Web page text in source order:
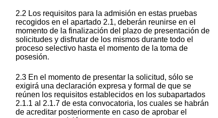
2.2 Los requisitos para la admisión en estas pruebas
recogidos en el apartado 2.1, deberán reunirse en el
momento de la finalización del plazo de presentación de
solicitudes y disfrutar de los mismos durante todo el
proceso selectivo hasta el momento de la toma de
posesión.
2.3 En el momento de presentar la solicitud, sólo se
exigirá una declaración expresa y formal de que se
reúnen los requisitos establecidos en los subapartados
2.1.1 al 2.1.7 de esta convocatoria, los cuales se habrán
de acreditar posteriormente en caso de aprobar el